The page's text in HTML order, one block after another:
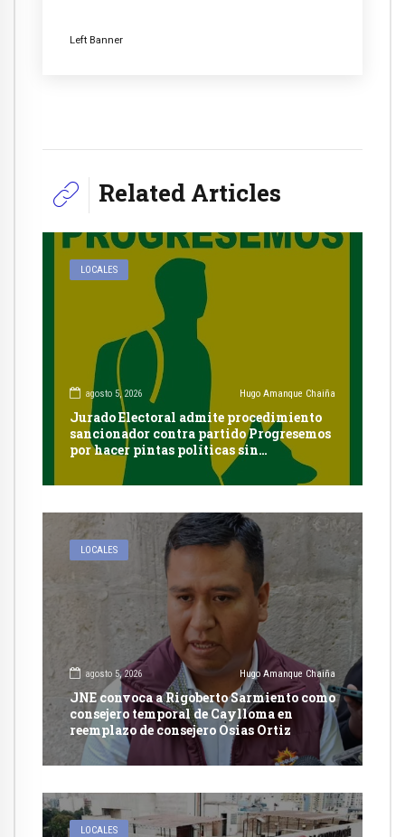
Left Banner
Related Articles
LOCALES
agosto 5, 2026 Hugo Amanque Chaiña
Jurado Electoral admite procedimiento
sancionador contra partido Progresemos
por hacer pintas políticas sin
autorización en Cayma
LOCALES
agosto 5, 2026 Hugo Amanque Chaiña
JNE convoca a Rigoberto Sarmiento como
consejero temporal de Caylloma en
reemplazo de consejero Osias Ortiz
LOCALES